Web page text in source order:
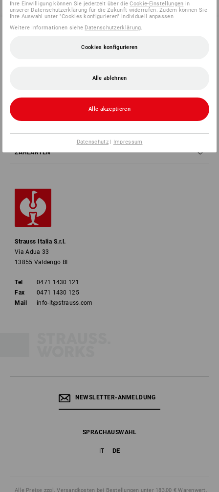
SERVICE 0471 1430 121
ZAHLARTEN
Strauss Italia S.r.l.
Via Adua 33
13855 Valdengo BI
Tel
0471 1430 121
Fax
0471 1430 125
Mail
info-it@strauss.com
NEWSLETTER-ANMELDUNG
SPRACHAUSWAHL
IT DE
Alle Preise zzgl. Versandkosten bei Bestellungen unter 183,00 € Warenwert.
Ihre Einwilligung können Sie jederzeit über dieCookie-Einstellungen in
unserer Datenschutzerklärung für die Zukunft widerrufen. Zudem können Sie
Ihre Auswahl unter "Cookies konfigurieren" individuell anpassen
Weitere Informationen siehe Datenschutzerklärung.
Cookies konfigurieren
Alle ablehnen
Alle akzeptieren
Datenschutz| Impressum